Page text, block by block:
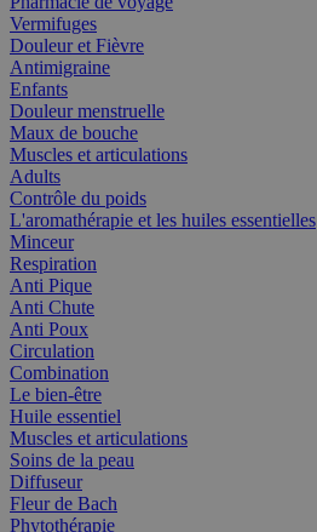
Vermifuges
Douleur et Fièvre
Antimigraine
Enfants
Douleur menstruelle
Maux de bouche
Muscles et articulations
Adults
Contrôle du poids
L'aromathérapie et les huiles essentielles
Minceur
Respiration
Anti Pique
Anti Chute
Anti Poux
Circulation
Combination
Le bien-être
Huile essentiel
Muscles et articulations
Soins de la peau
Diffuseur
Fleur de Bach
Phytothérapie